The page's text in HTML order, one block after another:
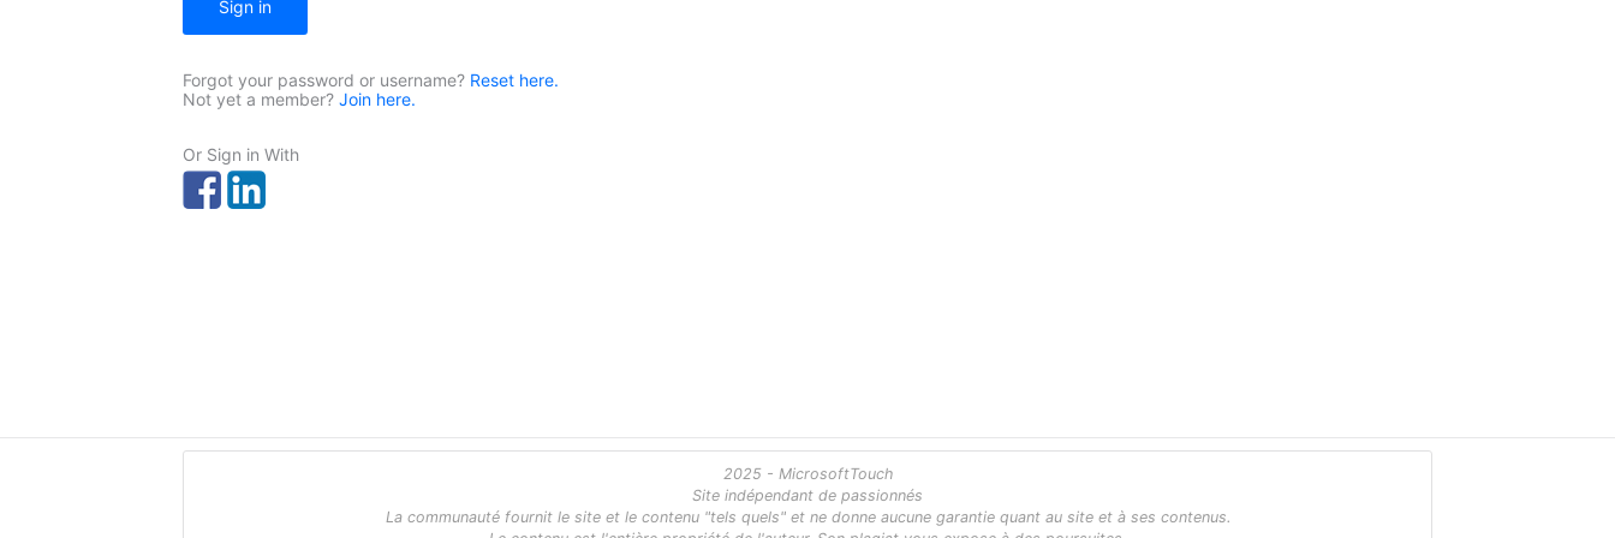
Sign in
Forgot your password or username? Reset here.
Not yet a member? Join here.
Or Sign in With
2025 - MicrosoftTouch
Site indépendant de passionnés
La communauté fournit le site et le contenu "tels quels" et ne donne aucune garantie quant au site et à ses contenus.